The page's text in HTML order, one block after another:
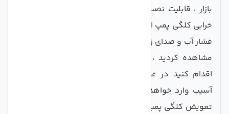
بازار ، قابلیت نصب بر روی همه برندهای پمپ را دارند .
خرابی کلگی پمپ اغلب به صورت ریزش آب ، عدم بالا بردن
مشاهده کردید ، هرچه زودتر نسبت به تعویض کلگی
اقدام کنید در غیر این صورت به موتور الکتریکی نیز
آسیب وارد خواهد شد و هزینه شما چند برابر میشود .
تعویض کلگی پمپ کار زیاد سختی نیست و با کمی صبر و